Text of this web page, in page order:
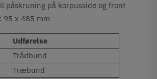
påskruning på korpusside og front
95 x 485 mm
Udførelse
Trådbund
Træbund